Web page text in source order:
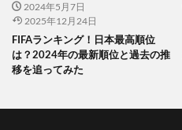
2024年5月7日
2025年12月24日
FIFAランキング！日本最高順位
は？2024年の最新順位と過去の推
移を追ってみた